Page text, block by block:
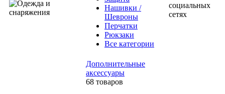
Нашивки /
Шевроны
Перчатки
Рюкзаки
Все категории
Дополнительные
аксессуары
68 товаров
социальных
сетях